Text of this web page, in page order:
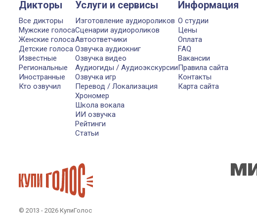
Дикторы
Все дикторы
Мужские голоса
Женские голоса
Детские голоса
Известные
Региональные
Иностранные
Кто озвучил
Услуги и сервисы
Изготовление аудиороликов
Сценарии аудиороликов
Автоответчики
Озвучка аудиокниг
Озвучка видео
Аудиогиды / Аудиоэкскурсии
Озвучка игр
Перевод / Локализация
Хрономер
Школа вокала
ИИ озвучка
Рейтинги
Статьи
Информация
О студии
Цены
Оплата
FAQ
Вакансии
Правила сайта
Контакты
Карта сайта
© 2013 - 2026 КупиГолос